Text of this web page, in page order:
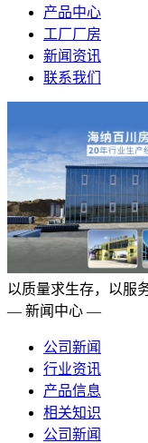
产品中心
工厂厂房
新闻资讯
联系我们
以质量求生存，以服
— 新闻中心 —
公司新闻
行业资讯
产品信息
相关知识
公司新闻